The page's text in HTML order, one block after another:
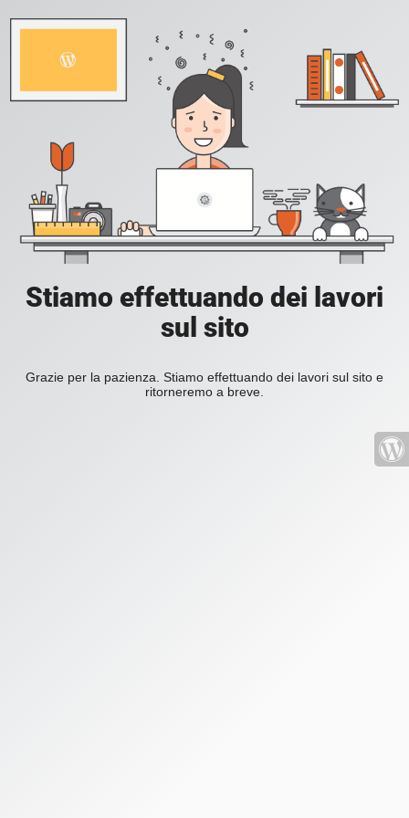
Stiamo effettuando dei lavori
sul sito
Grazie per la pazienza. Stiamo effettuando dei lavori sul sito e
ritorneremo a breve.